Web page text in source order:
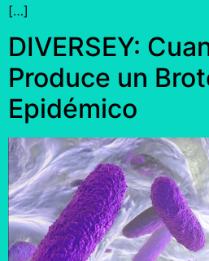
[…]
DIVERSEY:
Produce un
Epidémico